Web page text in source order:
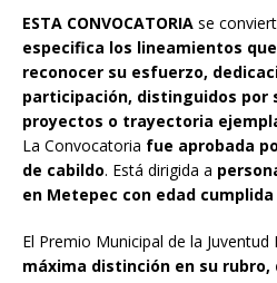
ESTA CONVOCATORIA se
especifica los lineamientos
reconocer su esfuerzo,
participación, distinguidos por
proyectos o trayectoria
La Convocatoria fue aprobada
de cabildo. Está dirigida a
en Metepec con edad cumplida
El Premio Municipal de la Juventud
máxima distinción en su